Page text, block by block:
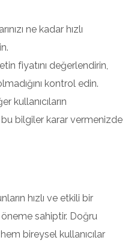
ne kadar hızlı
fiyatını değerlendirin,
kontrol edin.
kullanıcıların
bilgiler karar vermenizde
hızlı ve etkili bir
sahiptir. Doğru
bireysel kullanıcılar